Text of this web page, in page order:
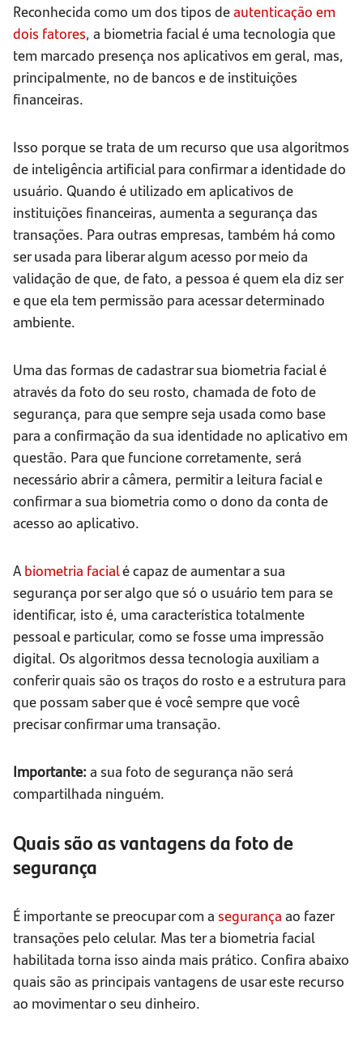
Reconhecida como um dos tipos deautenticação em
dois fatores, a biometria facial é uma tecnologia que
tem marcado presença nos aplicativos em geral, mas,
principalmente, no de bancos e de instituições
financeiras.
Isso porque se trata de um recurso que usa algoritmos
de inteligência artificial para confirmar a identidade do
usuário. Quando é utilizado em aplicativos de
instituições financeiras, aumenta a segurança das
transações. Para outras empresas, também há como
ser usada para liberar algum acesso por meio da
validação de que, de fato, a pessoa é quem ela diz ser
e que ela tem permissão para acessar determinado
ambiente.
Uma das formas de cadastrar sua biometria facial é
através da foto do seu rosto, chamada de foto de
segurança, para que sempre seja usada como base
para a confirmação da sua identidade no aplicativo em
questão. Para que funcione corretamente, será
necessário abrir a câmera, permitir a leitura facial e
confirmar a sua biometria como o dono da conta de
acesso ao aplicativo.
A biometria facialé capaz de aumentar a sua
segurança por ser algo que só o usuário tem para se
identificar, isto é, uma característica totalmente
pessoal e particular, como se fosse uma impressão
digital. Os algoritmos dessa tecnologia auxiliam a
conferir quais são os traços do rosto e a estrutura para
que possam saber que é você sempre que você
precisar confirmar uma transação.
Importante: a sua foto de segurança não será
compartilhada ninguém.
Quais são as vantagens da foto de
segurança
É importante se preocupar com a segurança ao fazer
transações pelo celular. Mas ter a biometria facial
habilitada torna isso ainda mais prático. Confira abaixo
quais são as principais vantagens de usar este recurso
ao movimentar o seu dinheiro.